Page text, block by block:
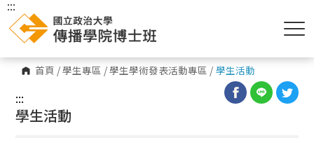
首頁 /學生專區 /學生學術發表活動專區 / 學生活動
:::
:::
學生活動